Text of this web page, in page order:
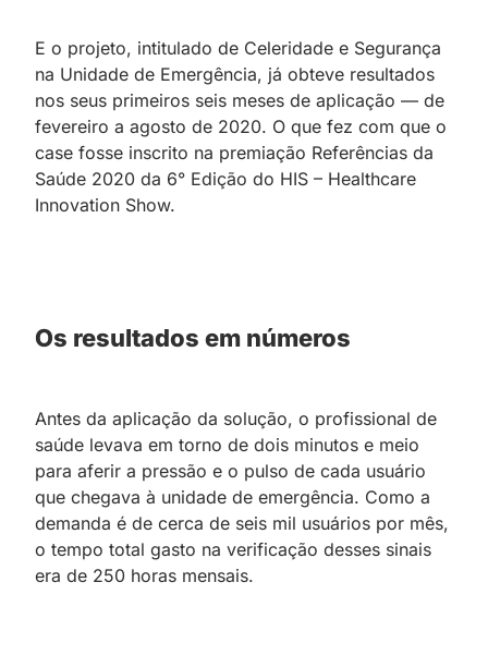
E o projeto, intitulado de Celeridade e Segurança
na Unidade de Emergência, já obteve resultados
nos seus primeiros seis meses de aplicação — de
fevereiro a agosto de 2020. O que fez com que o
case fosse inscrito na premiação Referências da
Saúde 2020 da 6° Edição do HIS – Healthcare
Innovation Show.
Os resultados em números
Antes da aplicação da solução, o profissional de
saúde levava em torno de dois minutos e meio
para aferir a pressão e o pulso de cada usuário
que chegava à unidade de emergência. Como a
demanda é de cerca de seis mil usuários por mês,
o tempo total gasto na verificação desses sinais
era de 250 horas mensais.